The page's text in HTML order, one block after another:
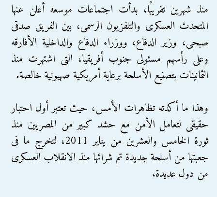
منذ شهرين تقريبًا، بدأت اجتماعات موسعه أعلن عنها
المتحدث العسكرى والتلفزيون الرسمى، بين الفريق صدقى
صبحى، وزير الدفاع، ووزراء الدفاع والداخلية الأفارقه
وعلى رأسهم مسئولى جنوب أفريقيا، التى اشتهرت منذ
الثمانينات بتصنيع الأسلحة برعاية أمريكية صهيونية خالصة.
وهذا ما أكدته تظاهرات الأمس، حيث تعتبر أول احتبار
حقيقى لتعامل الأمن مع حشد كبير من المصريين منذ
ثورة الخامس والعشرين من يناير 2011، لتخرج ما فى
جعبتها من أسلحة جديدة تم شرائها منذ الانقلاب العسكرى
من دول عديدة.